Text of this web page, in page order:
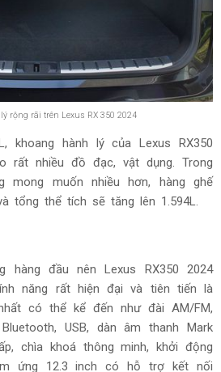
rộng rãi trên Lexus RX 350 2024
khoang hành lý của Lexus RX350
rất nhiều đồ đạc, vật dụng. Trong
mong muốn nhiều hơn, hàng ghế
tổng thể tích sẽ tăng lên 1.594L.
hàng đầu nên Lexus RX350 2024
năng rất hiện đại và tiên tiến là
có thể kể đến như đài AM/FM,
USB, dàn âm thanh Mark
chìa khoá thông minh, khởi động
ứng 12.3 inch có hỗ trợ kết nối